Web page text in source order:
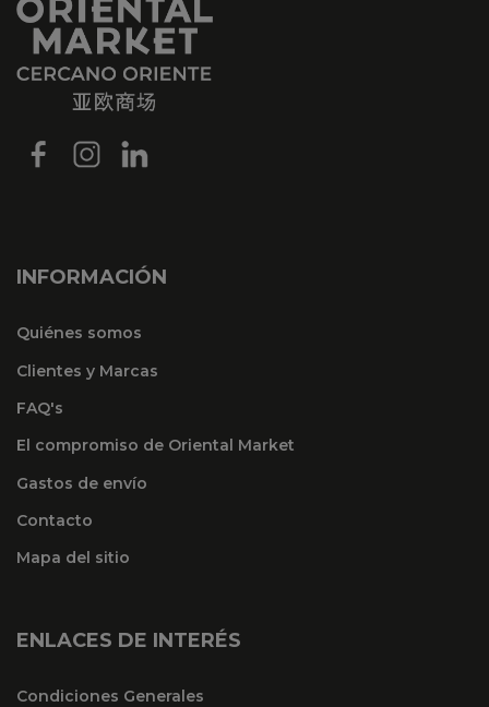
INFORMACIÓN
Quiénes somos
Clientes y Marcas
FAQ's
El compromiso de Oriental Market
Gastos de envío
Contacto
Mapa del sitio
ENLACES DE INTERÉS
Condiciones Generales